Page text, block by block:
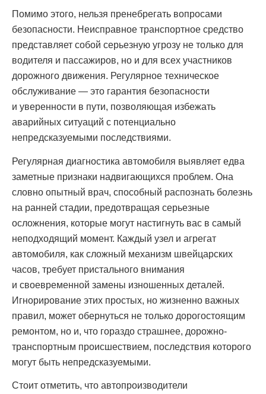
Помимо этого, нельзя пренебрегать вопросами
безопасности. Неисправное транспортное средство
представляет собой серьезную угрозу не только для
водителя и пассажиров, но и для всех участников
дорожного движения. Регулярное техническое
обслуживание — это гарантия безопасности
и уверенности в пути, позволяющая избежать
аварийных ситуаций с потенциально
непредсказуемыми последствиями.
Регулярная диагностика автомобиля выявляет едва
заметные признаки надвигающихся проблем. Она
словно опытный врач, способный распознать болезнь
на ранней стадии, предотвращая серьезные
осложнения, которые могут настигнуть вас в самый
неподходящий момент. Каждый узел и агрегат
автомобиля, как сложный механизм швейцарских
часов, требует пристального внимания
и своевременной замены изношенных деталей.
Игнорирование этих простых, но жизненно важных
правил, может обернуться не только дорогостоящим
ремонтом, но и, что гораздо страшнее, дорожно-
транспортным происшествием, последствия которого
могут быть непредсказуемыми.
Стоит отметить, что автопроизводители